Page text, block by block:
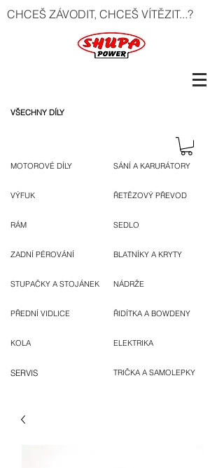
CHCEŠ ZÁVODIT, CHCEŠ VÍTĚZIT...?
VŠECHNY DÍLY
MOTOROVÉ DÍLY
VÝFUK
RÁM
ZADNÍ PÉROVÁNÍ
STUPAČKY A STOJÁNEK
PŘEDNÍ VIDLICE
KOLA
SERVIS
SÁNÍ A KARURÁTORY
ŘETĚZOVÝ PŘEVOD
SEDLO
BLATNÍKY A KRYTY
NÁDRŽE
ŘIDÍTKA A BOWDENY
ELEKTRIKA
TRIČKA A SAMOLEPKY